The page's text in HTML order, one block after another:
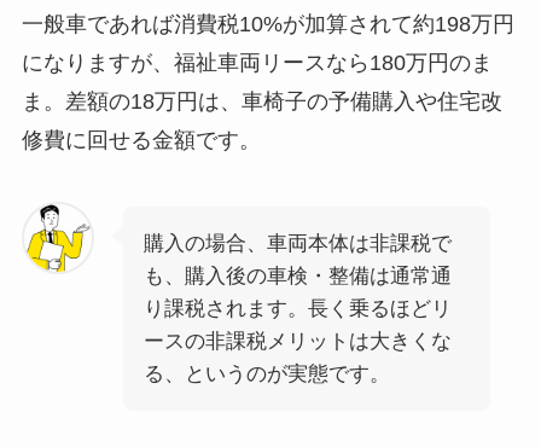
一般車であれば消費税10%が加算されて約198万円
になりますが、福祉車両リースなら180万円のま
ま。差額の18万円は、車椅子の予備購入や住宅改
修費に回せる金額です。
購入の場合、車両本体は非課税で
も、購入後の車検・整備は通常通
り課税されます。長く乗るほどリ
ースの非課税メリットは大きくな
る、というのが実態です。